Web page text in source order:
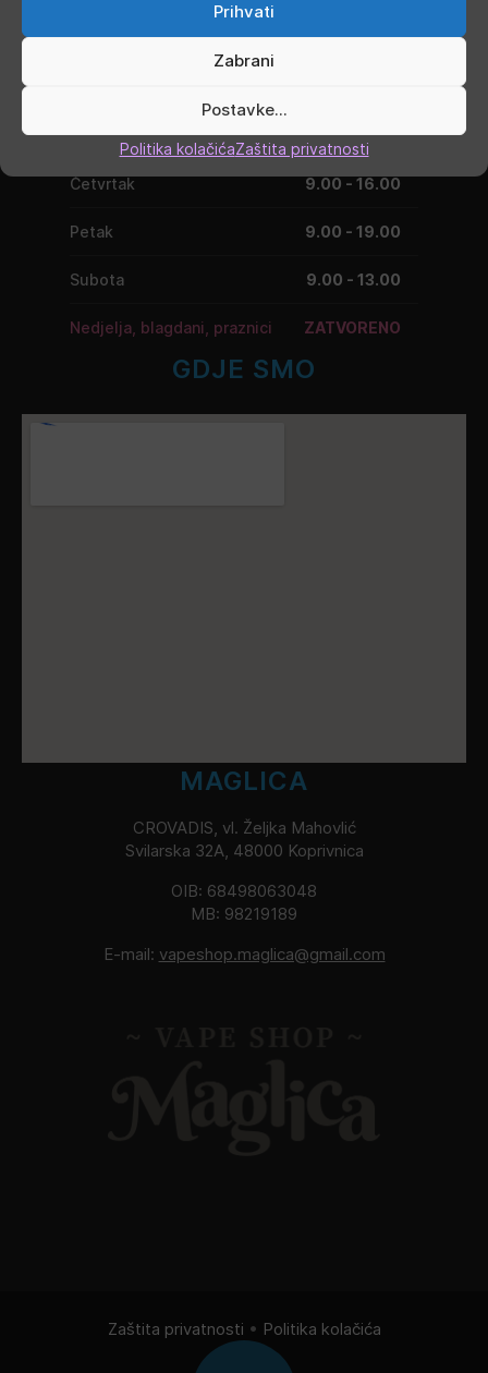
Prihvati
Zabrani
Postavke...
Politika kolačićaZaštita privatnosti
Ponedjeljak 9.00 - 19.00
Srijeda 9.00 - 16.00
Četvrtak 9.00 - 16.00
Petak 9.00 - 19.00
Subota 9.00 - 13.00
Nedjelja, blagdani, praznici ZATVORENO
GDJE SMO
MAGLICA
CROVADIS, vl. Željka Mahovlić
Svilarska 32A, 48000 Koprivnica
OIB: 68498063048
MB: 98219189
E-mail: vapeshop.maglica@gmail.com
Zaštita privatnosti • Politika kolačića